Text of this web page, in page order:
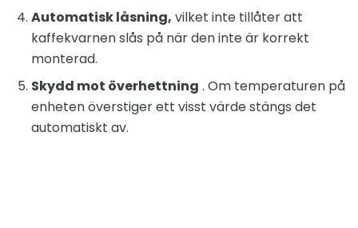
Automatisk låsning, vilket inte tillåter att
kaffekvarnen slås på när den inte är korrekt
monterad.
Skydd mot överhettning . Om temperaturen på
enheten överstiger ett visst värde stängs det
automatiskt av.